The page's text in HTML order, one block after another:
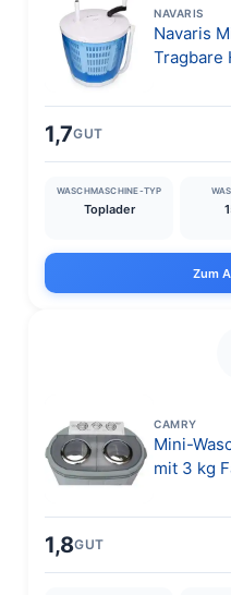
NAVARIS
Navaris
Tragbare
1,7GUT
WASCHMASCHINE-TYP
Toplader
Zum
CAMRY
Mini-
mit 3 kg
1,8GUT